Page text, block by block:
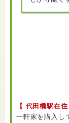
【 代田橋駅在
一軒家を購入し